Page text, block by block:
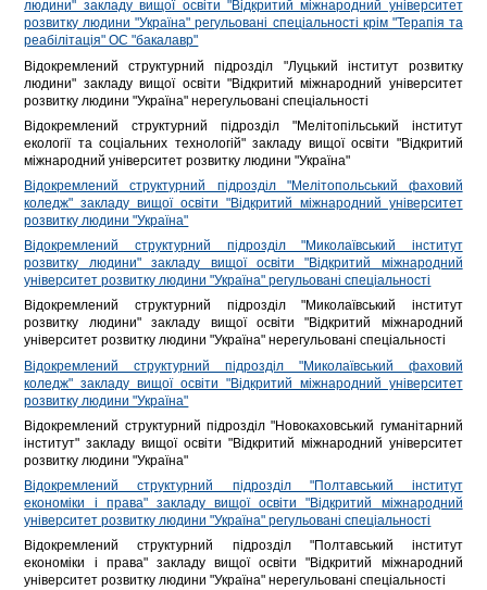
людини" закладу вищої освіти "Відкритий міжнародний університет
розвитку людини "Україна" регульовані спеціальності крім "Терапія та
реабілітація" ОС "бакалавр"
Відокремлений структурний підрозділ "Луцький інститут розвитку
людини" закладу вищої освіти "Відкритий міжнародний університет
розвитку людини "Україна" нерегульовані спеціальності
Відокремлений структурний підрозділ "Мелітопільський інститут
екології та соціальних технологій" закладу вищої освіти "Відкритий
міжнародний університет розвитку людини "Україна"
Відокремлений структурний підрозділ "Мелітопольський фаховий
коледж" закладу вищої освіти "Відкритий міжнародний університет
розвитку людини "Україна"
Відокремлений структурний підрозділ "Миколаївський інститут
розвитку людини" закладу вищої освіти "Відкритий міжнародний
університет розвитку людини "Україна" регульовані спеціальності
Відокремлений структурний підрозділ "Миколаївський інститут
розвитку людини" закладу вищої освіти "Відкритий міжнародний
університет розвитку людини "Україна" нерегульовані спеціальності
Відокремлений структурний підрозділ "Миколаївський фаховий
коледж" закладу вищої освіти "Відкритий міжнародний університет
розвитку людини "Україна"
Відокремлений структурний підрозділ "Новокаховський гуманітарний
інститут" закладу вищої освіти "Відкритий міжнародний університет
розвитку людини "Україна"
Відокремлений структурний підрозділ "Полтавський інститут
економіки і права" закладу вищої освіти "Відкритий міжнародний
університет розвитку людини "Україна" регульовані спеціальності
Відокремлений структурний підрозділ "Полтавський інститут
економіки і права" закладу вищої освіти "Відкритий міжнародний
університет розвитку людини "Україна" нерегульовані спеціальності